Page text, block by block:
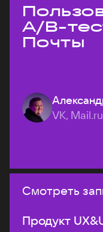
A/B-
Почты
VK, Mail.ru
Смотреть
Продукт